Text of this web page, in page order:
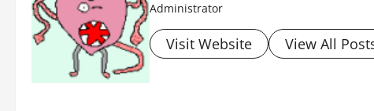
Administrator
Visit Website View All